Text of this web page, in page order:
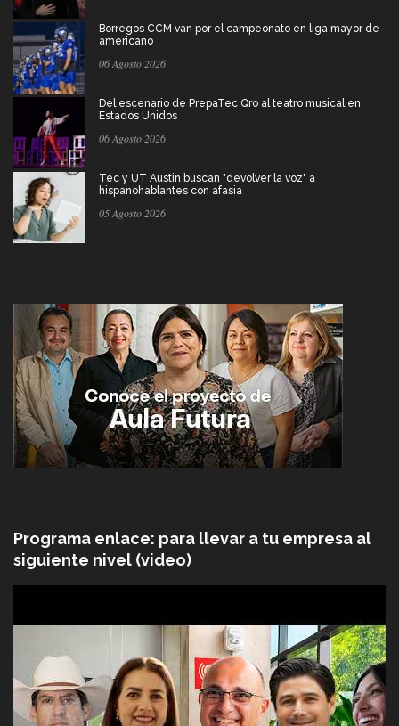
Borregos CCM van por el campeonato en liga mayor de
americano
06 Agosto 2026
Del escenario de PrepaTec Qro al teatro musical en
Estados Unidos
06 Agosto 2026
Tec y UT Austin buscan "devolver la voz" a
hispanohablantes con afasia
05 Agosto 2026
Programa enlace: para llevar a tu empresa al
siguiente nivel (video)